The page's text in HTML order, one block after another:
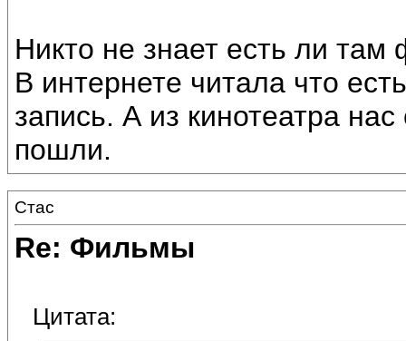
Никто не знает есть ли
В интернете читала что
запись. А из кинотеатра
пошли.
Стас
Re: Фильмы
Цитата: